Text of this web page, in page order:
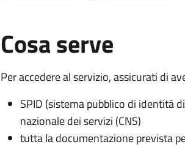
Cosa serve
Per accedere al servizio, assicurati di
SPID (sistema pubblico di identità
nazionale dei servizi (CNS)
tutta la documentazione prevista